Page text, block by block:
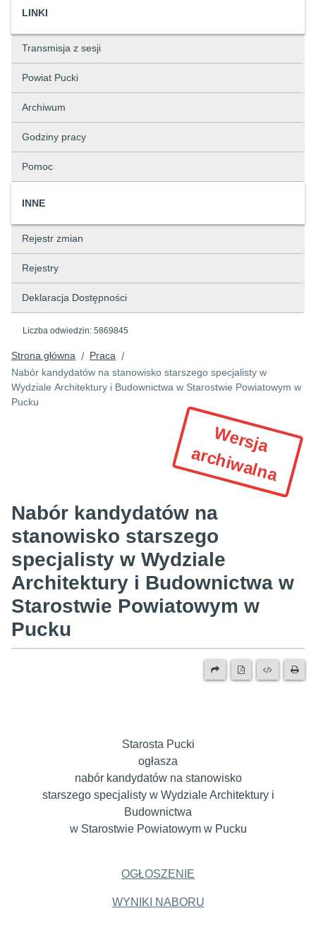
LINKI
Transmisja z sesji
Powiat Pucki
Archiwum
Godziny pracy
Pomoc
INNE
Rejestr zmian
Rejestry
Deklaracja Dostępności
Liczba odwiedzin: 5869845
Strona główna / Praca /
Nabór kandydatów na stanowisko starszego specjalisty w
Wydziale Architektury i Budownictwa w Starostwie Powiatowym w
Pucku
W
e
r
s
ja
a
r
c
h
iw
a
ln
a
Nabór kandydatów na
stanowisko starszego
specjalisty w Wydziale
Architektury i Budownictwa w
Starostwie Powiatowym w
Pucku
Starosta Pucki
ogłasza
nabór kandydatów na stanowisko
starszego specjalisty w Wydziale Architektury i
Budownictwa
w Starostwie Powiatowym w Pucku
OGŁOSZENIE
WYNIKI NABORU